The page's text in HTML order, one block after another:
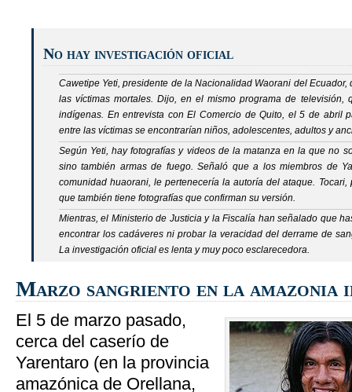
No hay investigación oficial
Cawetipe Yeti, presidente de la Nacionalidad Waorani del
las víctimas mortales. Dijo, en el mismo programa de televisión,
indígenas. En entrevista con El Comercio de Quito, el 5 de abril
entre las víctimas se encontrarían niños, adolescentes, adultos y
Según Yeti, hay fotografías y videos de la matanza en la que no
sino también armas de fuego. Señaló que a los miembros de
comunidad huaorani, le pertenecería la autoría del ataque.
que también tiene fotografías que confirman su versión.
Mientras, el Ministerio de Justicia y la Fiscalía han señalado que
encontrar los cadáveres ni probar la veracidad del derrame de
La investigación oficial es lenta y muy poco esclarecedora.
Marzo sangriento en la amazonia
El 5 de marzo pasado,
cerca del caserío de
Yarentaro (en la provincia
amazónica de Orellana,